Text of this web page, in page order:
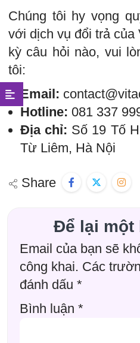
Chúng tôi hy vọng
với dịch vụ đổi trả của
kỳ câu hỏi nào, vui
tôi:
Email:
Hotline: 081 337
Địa chỉ: Số 19 Tố
Từ Liêm, Hà Nội
Share
Để lại một
Email của bạn sẽ
công khai. Các
đánh dấu *
Bình luận *